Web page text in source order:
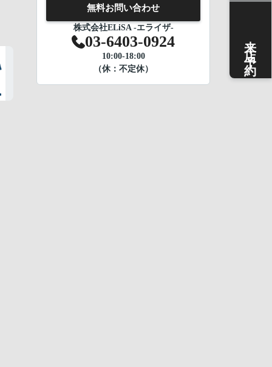
無料お問い合わせ
株式会社ELiSA -エライザ-
03-6403-0924
10:00-18:00
（休：不定休）
来店予約